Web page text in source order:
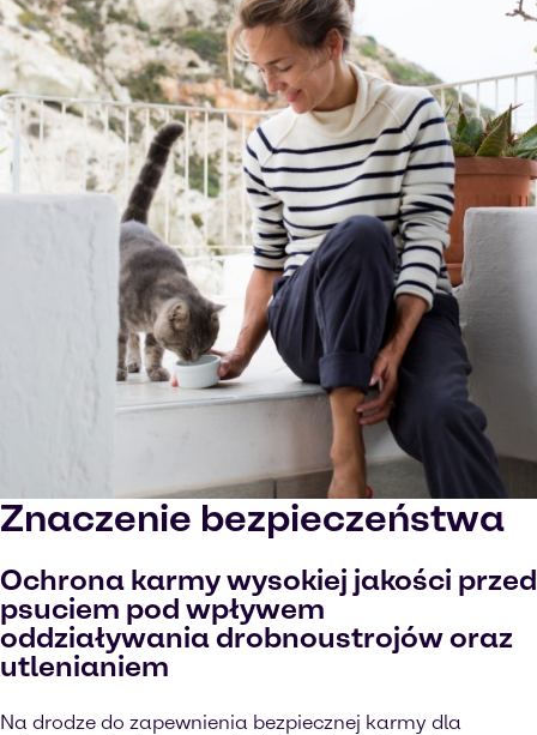
Znaczenie bezpieczeństwa
Ochrona karmy wysokiej jakości przed
psuciem pod wpływem
oddziaływania drobnoustrojów oraz
utlenianiem
Na drodze do zapewnienia bezpiecznej karmy dla